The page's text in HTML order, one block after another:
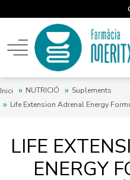
Inici NUTRICIÓ
Suplements
Life Extension Adrenal Energy
LIFE
ENERGY